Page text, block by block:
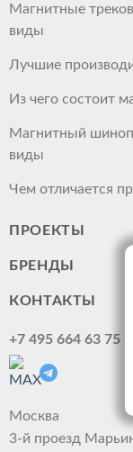
Магнитные
виды
Лучшие
Из чего состоит
Магнитный
виды
Чем отличается
ПРОЕКТЫ
БРЕНДЫ
КОНТАКТЫ
+7 495 664 63 75
Москва
3-й проезд